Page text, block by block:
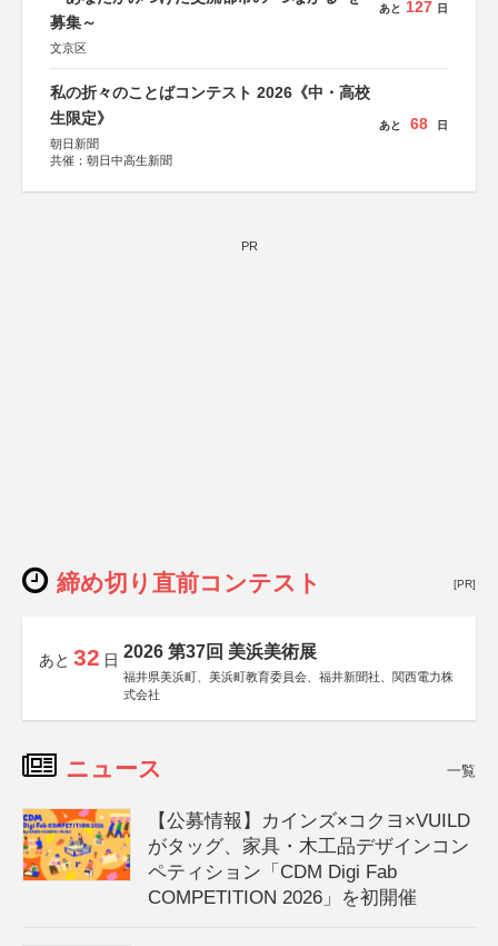
募集～
文京区
あと 127 日
私の折々のことばコンテスト 2026《中・高校
生限定》
朝日新聞
共催：朝日中高生新聞
あと 68 日
PR
締め切り直前コンテスト [PR]
あと 32 日 2026 第37回 美浜美術展
福井県美浜町、美浜町教育委員会、福井新聞社、関西電力株
式会社
ニュース 一覧
【公募情報】カインズ×コクヨ×VUILD
がタッグ、家具・木工品デザインコン
ペティション「CDM Digi Fab
COMPETITION 2026」を初開催